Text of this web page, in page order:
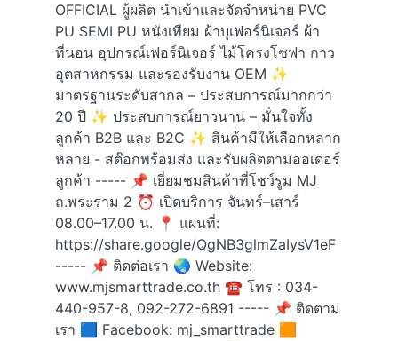
OFFICIAL ผู้ผลิต นำเข้าและจัดจำหน่าย PVC
PU SEMI PU หนังเทียม ผ้าบุเฟอร์นิเจอร์ ผ้า
ที่นอน อุปกรณ์เฟอร์นิเจอร์ ไม้โครงโซฟา กาว
อุตสาหกรรม และรองรับงาน OEM ✨
มาตรฐานระดับสากล – ประสบการณ์มากกว่า
20 ปี ✨ ประสบการณ์ยาวนาน – มั่นใจทั้ง
ลูกค้า B2B และ B2C ✨ สินค้ามีให้เลือกหลาก
หลาย - สต๊อกพร้อมส่ง และรับผลิตตามออเดอร์
ลูกค้า ----- 📌 เยี่ยมชมสินค้าที่โชว์รูม MJ
ถ.พระราม 2 ⏰ เปิดบริการ จันทร์–เสาร์
08.00–17.00 น. 📍 แผนที่:
https://share.google/QgNB3glmZaIysV1eF
----- 📌 ติดต่อเรา 🌏 Website:
www.mjsmarttrade.co.th ☎ โทร : 034-
440-957-8, 092-272-6891 ----- 📌 ติดตาม
เรา 🟦 Facebook: mj_smarttrade 🟧